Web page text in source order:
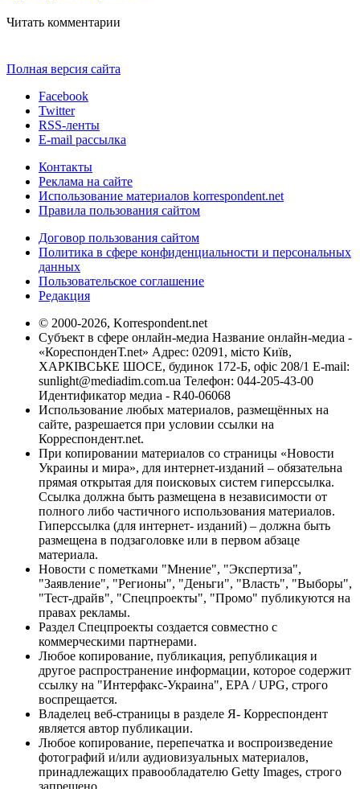
Читать комментарии
Полная версия сайта
Facebook
Twitter
RSS-ленты
E-mail рассылка
Контакты
Реклама на сайте
Использование материалов korrespondent.net
Правила пользования сайтом
Договор пользования сайтом
Политика в сфере конфиденциальности и персональных
данных
Пользовательское соглашение
Редакция
© 2000-2026, Korrespondent.net
Субъект в сфере онлайн-медиа Название онлайн-медиа -
«КореспонденТ.net» Адрес: 02091, місто Київ,
ХАРКІВСЬКЕ ШОСЕ, будинок 172-Б, офіс 208/1 E-mail:
sunlight@mediadim.com.ua Телефон: 044-205-43-00
Идентификатор медиа - R40-06068
Использование любых материалов, размещённых на
сайте, разрешается при условии ссылки на
Корреспондент.net.
При копировании материалов со страницы «Новости
Украины и мира», для интернет-изданий – обязательна
прямая открытая для поисковых систем гиперссылка.
Ссылка должна быть размещена в независимости от
полного либо частичного использования материалов.
Гиперссылка (для интернет- изданий) – должна быть
размещена в подзаголовке или в первом абзаце
материала.
Новости с пометками "Мнение", "Экспертиза",
"Заявление", "Регионы", "Деньги", "Власть", "Выборы",
"Тест-драйв", "Спецпроекты", "Промо" публикуются на
правах рекламы.
Раздел Спецпроекты создается совместно с
коммерческими партнерами.
Любое копирование, публикация, републикация и
другое распространение информации, которое содержит
ссылку на "Интерфакс-Украина", EPA / UPG, строго
воспрещается.
Владелец веб-страницы в разделе Я- Корреспондент
является автор публикации.
Любое копирование, перепечатка и воспроизведение
фотографий и/или аудиовизуальных материалов,
принадлежащих правообладателю Getty Images, строго
запрещено.